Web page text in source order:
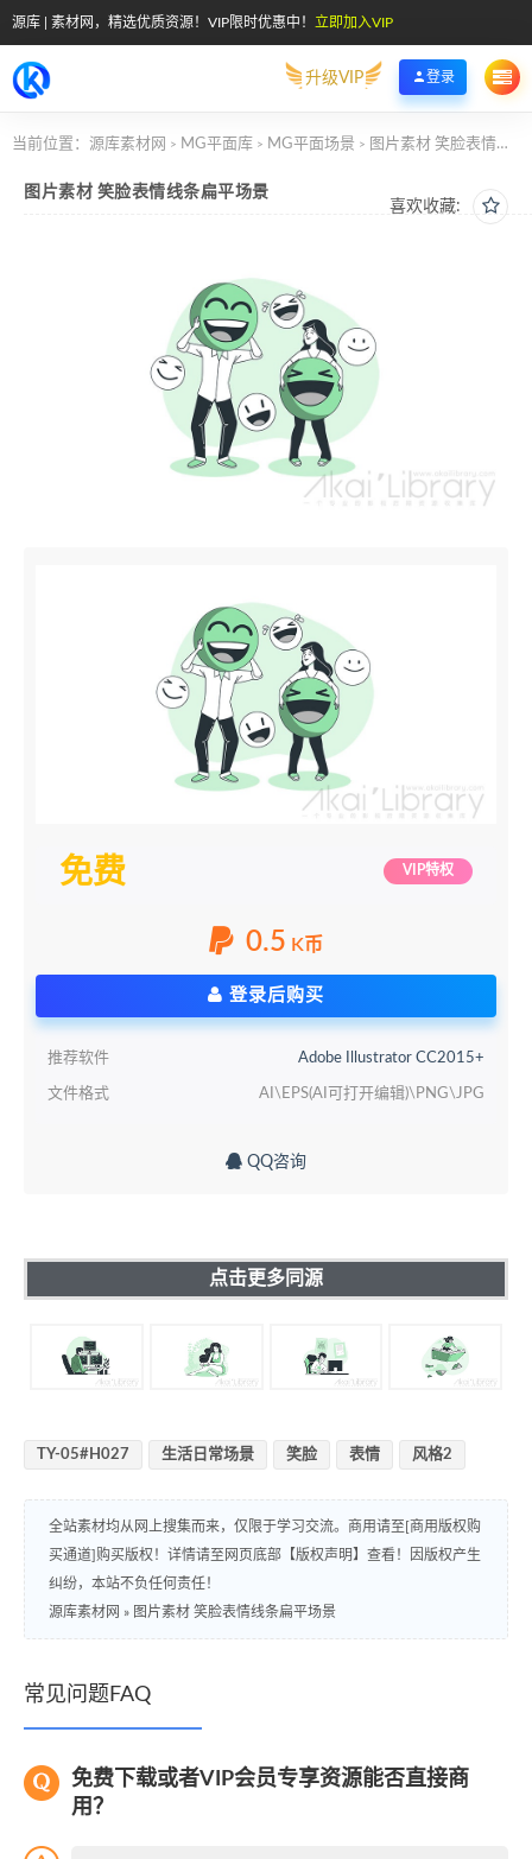
源库 | 素材网，精选优质资源！VIP限时优惠中！ 立即加入VIP
升级VIP 登录
当前位置： 源库素材网 > MG平面库 > MG平面场景 > 图片素材 笑脸表情线条扁平场景
喜欢收藏:
图片素材 笑脸表情线条扁平场景
免费 VIP特权
0.5 K币
登录后购买
推荐软件 Adobe Illustrator CC2015+
文件格式 AI\EPS(AI可打开编辑)\PNG\JPG
QQ咨询
点击更多同源
TY-05#H027 生活日常场景 笑脸 表情 风格2
全站素材均从网上搜集而来，仅限于学习交流。商用请至[商用版权购
买通道]购买版权！详情请至网页底部【版权声明】查看！因版权产生
纠纷，本站不负任何责任！
源库素材网 » 图片素材 笑脸表情线条扁平场景
常见问题FAQ
免费下载或者VIP会员专享资源能否直接商
用？